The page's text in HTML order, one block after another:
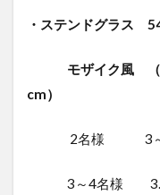
・ステンドグラス
モザイク風
cm）
2名様 3～
3～4名様 3.5